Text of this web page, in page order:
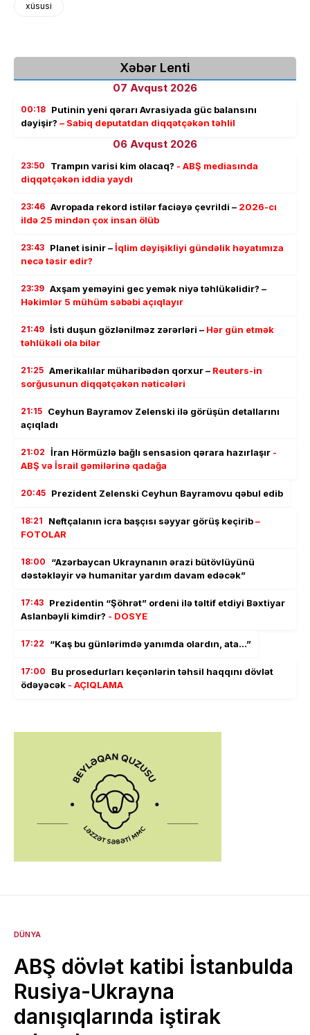
xüsusi
Xəbər Lenti
07 Avqust 2026
00:18 Putinin yeni qərarı Avrasiyada güc balansını
dəyişir? – Sabiq deputatdan diqqətçəkən təhlil
06 Avqust 2026
23:50 Trampın varisi kim olacaq? - ABŞ mediasında
diqqətçəkən iddia yaydı
23:46 Avropada rekord istilər faciəyə çevrildi – 2026-cı
ildə 25 mindən çox insan ölüb
23:43 Planet isinir –İqlim dəyişikliyi gündəlik həyatımıza
necə təsir edir?
23:39 Axşam yeməyini gec yemək niyə təhlükəlidir? –
Həkimlər 5 mühüm səbəbi açıqlayır
21:49 İsti duşun gözlənilməz zərərləri – Hər gün etmək
təhlükəli ola bilər
21:25 Amerikalılar müharibədən qorxur – Reuters-in
sorğusunun diqqətçəkən nəticələri
21:15 Ceyhun Bayramov Zelenski ilə görüşün detallarını
açıqladı
21:02 İran Hörmüzlə bağlı sensasion qərara hazırlaşır -
ABŞ və İsrail gəmilərinə qadağa
20:45 Prezident Zelenski Ceyhun Bayramovu qəbul edib
18:21 Neftçalanın icra başçısı səyyar görüş keçirib–
FOTOLAR
18:00
“Azərbaycan Ukraynanın ərazi bütövlüyünü
dəstəkləyir və humanitar yardım davam edəcək”
17:43 Prezidentin “Şöhrət” ordeni ilə təltif etdiyi Bəxtiyar
Aslanbəyli kimdir? - DOSYE
17:22 “Kaş bu günlərimdə yanımda olardın, ata…”
17:00
Bu prosedurları keçənlərin təhsil haqqını dövlət
ödəyəcək - AÇIQLAMA
DÜNYA
ABŞ dövlət katibi İstanbulda
Rusiya-Ukrayna
danışıqlarında iştirak